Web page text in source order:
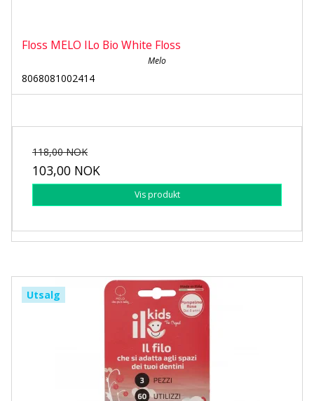
Floss MELO ILo Bio White Floss
Melo
8068081002414
118,00 NOK
103,00 NOK
Vis produkt
Utsalg